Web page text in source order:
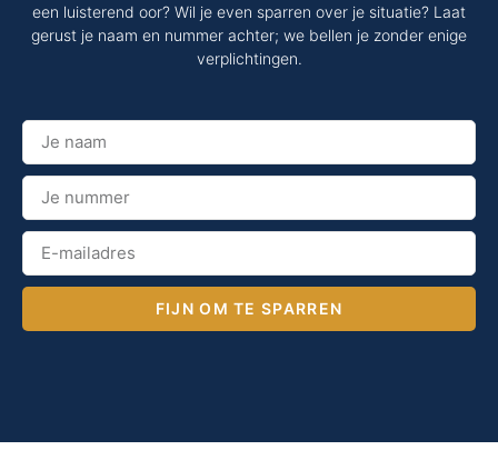
een luisterend oor? Wil je even sparren over je situatie? Laat
gerust je naam en nummer achter; we bellen je zonder enige
verplichtingen.
FIJN OM TE SPARREN